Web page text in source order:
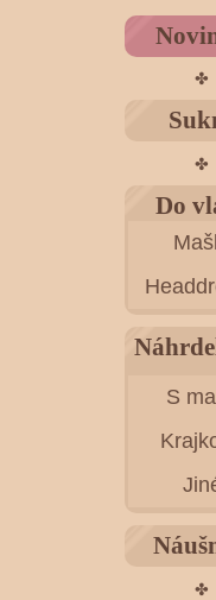
✤
✤
Do
S
✤